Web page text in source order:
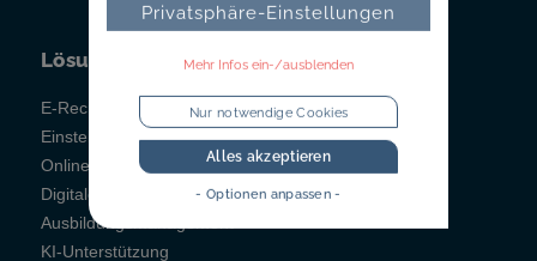
Lösungen
E-Recruiting
Einstellungstests
Online-Testsystem
Digitales Berichtsheft
Ausbildungsmanagement
KI-Unterstützung
Privatsphäre-Einstellungen
Mehr Infos ein-/ausblenden
Nur notwendige Cookies
Alles akzeptieren
- Optionen anpassen -